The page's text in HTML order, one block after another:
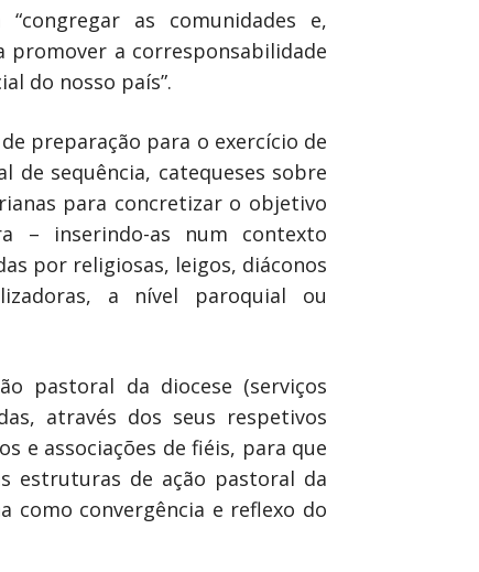
as comunidades e,
promover a corresponsabilidade
do nosso país”.
preparação para o exercício de
de sequência, catequeses sobre
para concretizar o objetivo
– inserindo-as num contexto
por religiosas, leigos, diáconos
a nível paroquial ou
pastoral da diocese (serviços
através dos seus respetivos
e associações de fiéis, para que
estruturas de ação pastoral da
como convergência e reflexo do